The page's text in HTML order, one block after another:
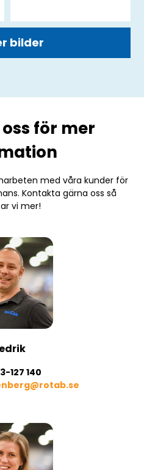
bilder
för mer
med våra kunder för
Kontakta gärna oss så
vi mer!
127 140